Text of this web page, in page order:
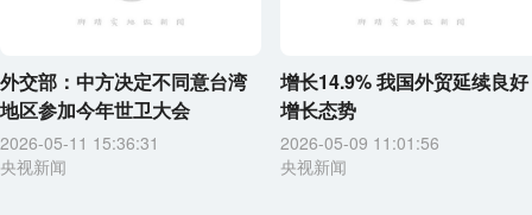
外交部：中方决定不同意台湾
地区参加今年世卫大会
2026-05-11 15:36:31
央视新闻
增长14.9% 我国外贸延续良好
增长态势
2026-05-09 11:01:56
央视新闻